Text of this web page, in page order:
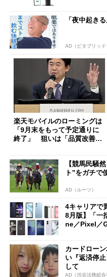
「夜中起き
AD（ビタブリッド
楽天モバイルのローミングは
「9月末をもって予定通りに
終了」 狙いは「品質改善」
も
【競馬民騒
ト”をガチで
AD（ルーツ）
4キャリアで
8月版】「一
ne／Pixel／
カードロー
い『返済停
して
AD（渋谷法務総合